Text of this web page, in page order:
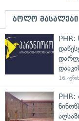
ბოლო მასალები
PHR:
16
PHR: